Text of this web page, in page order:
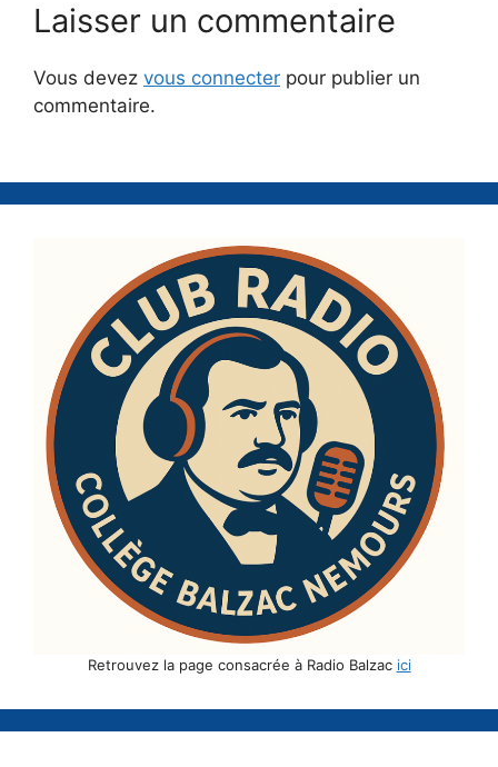
Laisser un commentaire
Vous devez vous connecter pour publier un
commentaire.
Retrouvez la page consacrée à Radio Balzac ici